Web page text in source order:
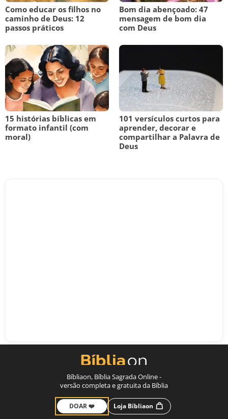
Como educar os filhos no
caminho de Deus: 12
passos práticos
Bom dia abençoado: 47
mensagem de bom dia
com Deus
15 histórias bíblicas em
formato infantil (com
moral)
101 versículos curtos para
aprender, decorar e
compartilhar a Palavra de
Deus
Bíbliaon, Bíblia Sagrada Online -
versão completa e gratuita da Bíblia
DOAR ❤️ Loja Bíbliaon